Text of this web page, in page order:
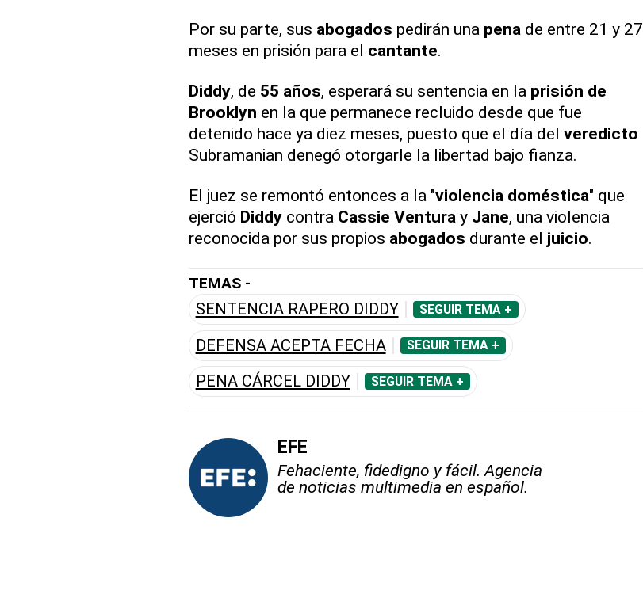
Por su parte, sus abogados pedirán una penade entre 21 y 27
meses en prisión para el cantante.
Diddy, de 55 años, esperará su sentencia en la prisión de
Brooklyn en la que permanece recluido desde que fue
detenido hace ya diez meses, puesto que el día del veredicto
Subramanian denegó otorgarle la libertad bajo fianza.
El juez se remontó entonces a la "violencia doméstica" que
ejerció Diddycontra Cassie Venturay Jane, una violencia
reconocida por sus propios abogados durante el juicio.
TEMAS -
SENTENCIA RAPERO DIDDY SEGUIR TEMA +
DEFENSA ACEPTA FECHA SEGUIR TEMA +
PENA CÁRCEL DIDDY SEGUIR TEMA +
EFE
Fehaciente, fidedigno y fácil. Agencia
de noticias multimedia en español.